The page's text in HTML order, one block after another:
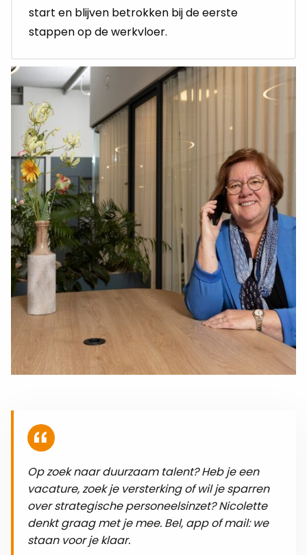
start en blijven betrokken bij de eerste
stappen op de werkvloer.
Op zoek naar duurzaam talent? Heb je een
vacature, zoek je versterking of wil je sparren
over strategische personeelsinzet? Nicolette
denkt graag met je mee. Bel, app of mail: we
staan voor je klaar.